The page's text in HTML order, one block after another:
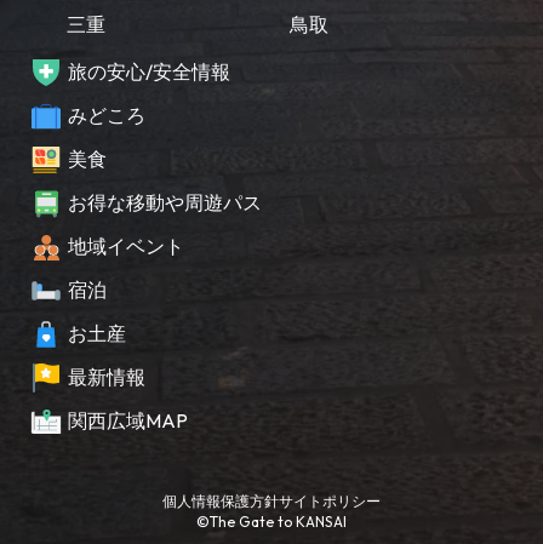
三重
鳥取
旅の安心/安全情報
みどころ
美食
お得な移動や周遊パス
地域イベント
宿泊
お土産
最新情報
関西広域MAP
©The Gate to KANSAI
個人情報保護方針サイトポリシー